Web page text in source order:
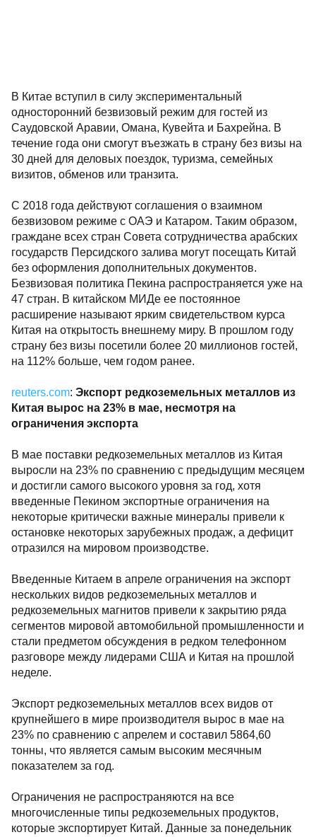
В Китае вступил в силу экспериментальный
односторонний безвизовый режим для гостей из
Саудовской Аравии, Омана, Кувейта и Бахрейна. В
течение года они смогут въезжать в страну без визы на
30 дней для деловых поездок, туризма, семейных
визитов, обменов или транзита.
С 2018 года действуют соглашения о взаимном
безвизовом режиме с ОАЭ и Катаром. Таким образом,
граждане всех стран Совета сотрудничества арабских
государств Персидского залива могут посещать Китай
без оформления дополнительных документов.
Безвизовая политика Пекина распространяется уже на
47 стран. В китайском МИДе ее постоянное
расширение называют ярким свидетельством курса
Китая на открытость внешнему миру. В прошлом году
страну без визы посетили более 20 миллионов гостей,
на 112% больше, чем годом ранее.
reuters.com: Экспорт редкоземельных металлов из
Китая вырос на 23% в мае, несмотря на
ограничения экспорта
В мае поставки редкоземельных металлов из Китая
выросли на 23% по сравнению с предыдущим месяцем
и достигли самого высокого уровня за год, хотя
введенные Пекином экспортные ограничения на
некоторые критически важные минералы привели к
остановке некоторых зарубежных продаж, а дефицит
отразился на мировом производстве.
Введенные Китаем в апреле ограничения на экспорт
нескольких видов редкоземельных металлов и
редкоземельных магнитов привели к закрытию ряда
сегментов мировой автомобильной промышленности и
стали предметом обсуждения в редком телефонном
разговоре между лидерами США и Китая на прошлой
неделе.
Экспорт редкоземельных металлов всех видов от
крупнейшего в мире производителя вырос в мае на
23% по сравнению с апрелем и составил 5864,60
тонны, что является самым высоким месячным
показателем за год.
Ограничения не распространяются на все
многочисленные типы редкоземельных продуктов,
которые экспортирует Китай. Данные за понедельник